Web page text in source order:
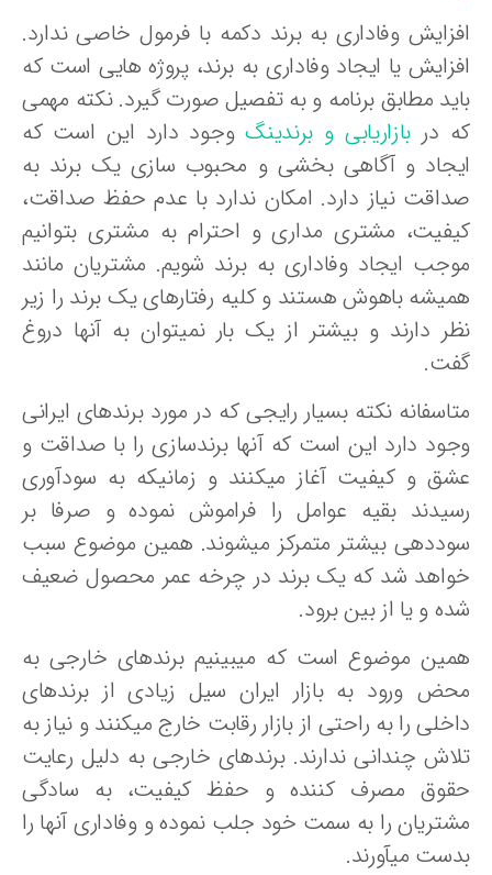
وفاداری به برند دکمه با فرمول خاصی ندارد.
یا ایجاد وفاداری به برند، پروژه هایی است که
مطابق برنامه و به تفصیل صورت گیرد. نکته مهمی
در بازاریابی و برندینگوجود دارد این است که
و آگاهی بخشی و محبوب سازی یک برند به
نیاز دارد. امکان ندارد با عدم حفظ صداقت،
مشتری مداری و احترام به مشتری بتوانیم
ایجاد وفاداری به برند شویم. مشتریان مانند
باهوش هستند و کلیه رفتارهای یک برند را زیر
دارند و بیشتر از یک بار نمیتوان به آنها دروغ
نکته بسیار رایجی که در مورد برندهای ایرانی
دارد این است که آنها برندسازی را با صداقت و
و کیفیت آغاز میکنند و زمانیکه به سودآوری
بقیه عوامل را فراموش نموده و صرفا بر
بیشتر متمرکز میشوند. همین موضوع سبب
شد که یک برند در چرخه عمر محصول ضعیف
و یا از بین برود.
موضوع است که میبینیم برندهای خارجی به
ورود به بازار ایران سیل زیادی از برندهای
را به راحتی از بازار رقابت خارج میکنند و نیاز به
چندانی ندارند. برندهای خارجی به دلیل رعایت
مصرف کننده و حفظ کیفیت، به سادگی
را به سمت خود جلب نموده و وفاداری آنها را
میآورند.